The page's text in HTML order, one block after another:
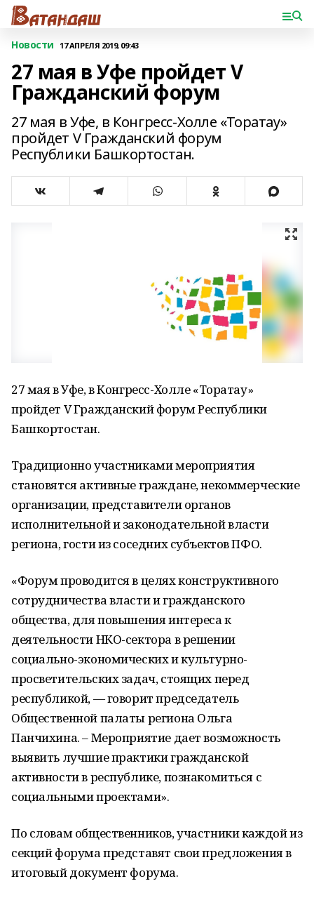
Новости 17 АПРЕЛЯ 2019, 09:43
27 мая в Уфе пройдет V
Гражданский форум
27 мая в Уфе, в Конгресс-Холле «Торатау»
пройдет V Гражданский форум
Республики Башкортостан.
27 мая в Уфе, в Конгресс-Холле «Торатау»
пройдет V Гражданский форум Республики
Башкортостан.
Традиционно участниками мероприятия
становятся активные граждане, некоммерческие
организации, представители органов
исполнительной и законодательной власти
региона, гости из соседних субъектов ПФО.
«Форум проводится в целях конструктивного
сотрудничества власти и гражданского
общества, для повышения интереса к
деятельности НКО-сектора в решении
социально-экономических и культурно-
просветительских задач, стоящих перед
республикой, — говорит председатель
Общественной палаты региона Ольга
Панчихина. – Мероприятие дает возможность
выявить лучшие практики гражданской
активности в республике, познакомиться с
социальными проектами».
По словам общественников, участники каждой из
секций форума представят свои предложения в
итоговый документ форума.